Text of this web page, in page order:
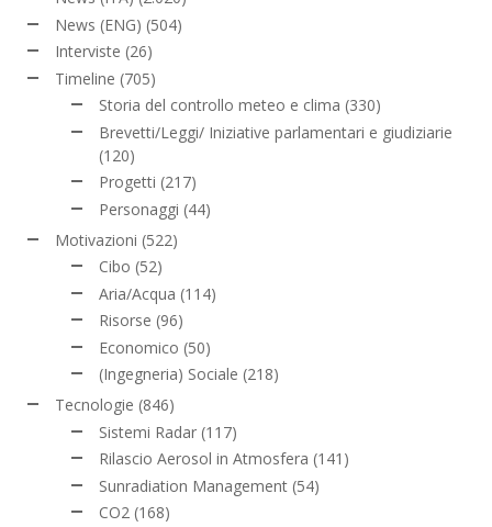
News (ENG) (504)
Interviste (26)
Timeline (705)
Storia del controllo meteo e clima (330)
Brevetti/Leggi/ Iniziative parlamentari e giudiziarie
(120)
Progetti (217)
Personaggi (44)
Motivazioni (522)
Cibo (52)
Aria/Acqua (114)
Risorse (96)
Economico (50)
(Ingegneria) Sociale (218)
Tecnologie (846)
Sistemi Radar (117)
Rilascio Aerosol in Atmosfera (141)
Sunradiation Management (54)
CO2 (168)